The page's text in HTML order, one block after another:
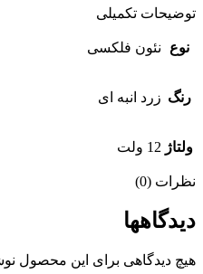
توضیحات تکمیلی
نوع نئون فلکسی
رنگ زرد انبه ای
ولتاژ 12 ولت
نظرات (0)
دیدگاهها
هیچ دیدگاهی برای این محصول